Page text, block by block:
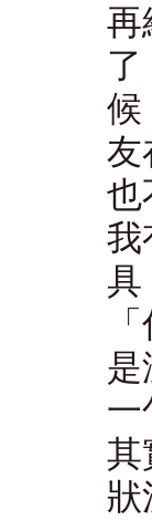
再
候
友
也
我
具
是
一
其
狀